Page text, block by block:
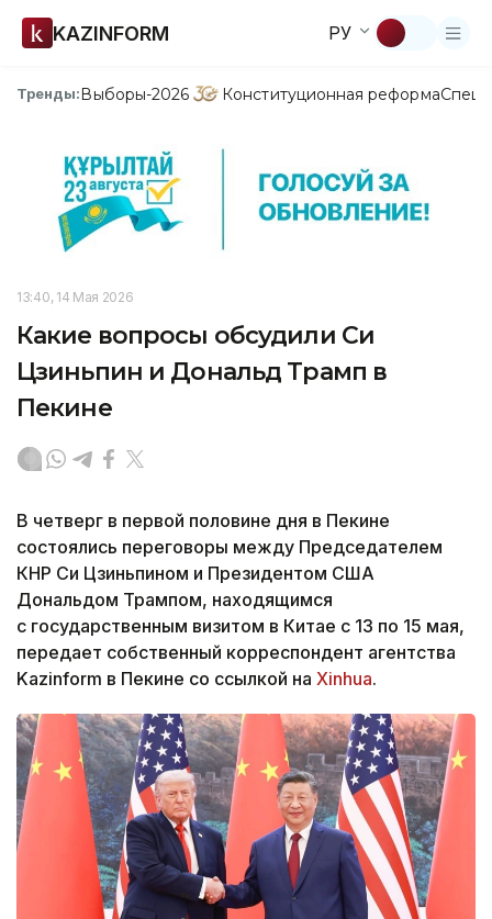
KAZINFORM РУ
Тренды:Выборы-2026 Конституционная реформа
13:40, 14 Мая 2026
Какие вопросы обсудили Си
Цзиньпин и Дональд Трамп в
Пекине
В четверг в первой половине дня в Пекине
состоялись переговоры между Председателем
КНР Си Цзиньпином и Президентом США
Дональдом Трампом, находящимся
с государственным визитом в Китае с 13 по 15 мая,
передает собственный корреспондент агентства
Kazinform в Пекине со ссылкой на Xinhua.